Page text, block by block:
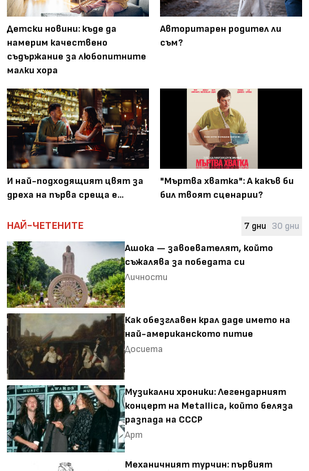
Детски новини: къде да
намерим качествено
съдържание за любопитните
малки хора
Авторитарен родител ли
съм?
И най-подходящият цвят за
дреха на първа среща е...
"Мъртва хватка": А какъв би
бил твоят сценарии?
НАЙ-ЧЕТЕНИТЕ 7 дни 30 дни
Ашока — завоевателят, който
съжалява за победата си
Личности
Как обезглавен крал даде името на
най-американското питие
Досиета
Музикални хроники: Легендарният
концерт на Metallica, който беляза
разпада на СССР
Арт
Механичният турчин: първият